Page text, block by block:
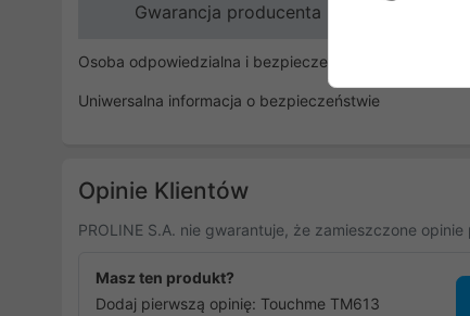
Gwarancja producenta
Osoba odpowiedzialna i bezpieczeństwo
Uniwersalna informacja o bezpieczeństwie
Opinie Klientów
PROLINE S.A. nie gwarantuje, że zamieszczone
Masz ten produkt?
Dodaj pierwszą opinię: Touchme TM613